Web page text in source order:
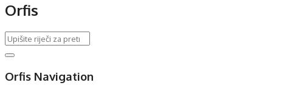
Orfis
Orfis Navigation